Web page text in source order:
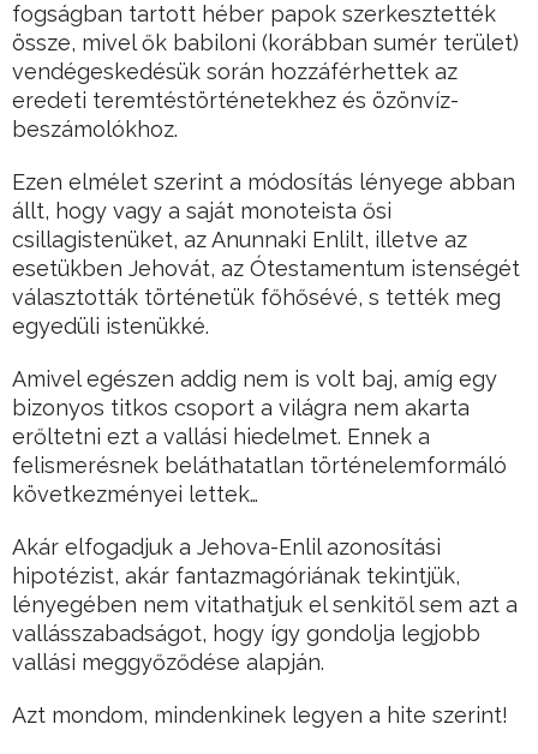
fogságban tartott héber papok szerkesztették
össze, mivel ők babiloni (korábban sumér terület)
vendégeskedésük során hozzáférhettek az
eredeti teremtéstörténetekhez és özönvíz-
beszámolókhoz.
Ezen elmélet szerint a módosítás lényege abban
állt, hogy vagy a saját monoteista ősi
csillagistenüket, az Anunnaki Enlilt, illetve az
esetükben Jehovát, az Ótestamentum istenségét
választották történetük főhősévé, s tették meg
egyedüli istenükké.
Amivel egészen addig nem is volt baj, amíg egy
bizonyos titkos csoport a világra nem akarta
erőltetni ezt a vallási hiedelmet. Ennek a
felismerésnek beláthatatlan történelemformáló
következményei lettek…
Akár elfogadjuk a Jehova-Enlil azonosítási
hipotézist, akár fantazmagóriának tekintjük,
lényegében nem vitathatjuk el senkitől sem azt a
vallásszabadságot, hogy így gondolja legjobb
vallási meggyőződése alapján.
Azt mondom, mindenkinek legyen a hite szerint!